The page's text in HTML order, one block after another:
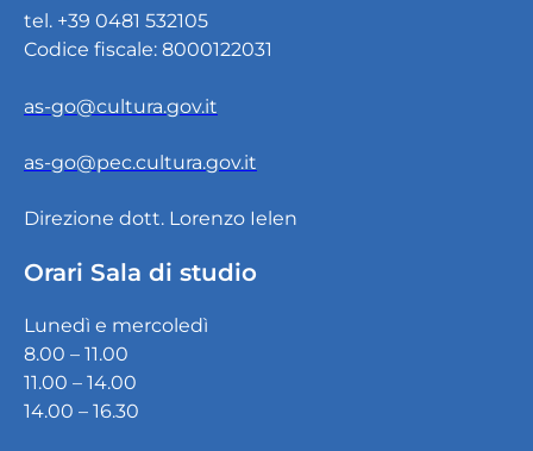
tel. +39 0481 532105
Codice fiscale: 8000122031
as-go@cultura.gov.it
as-go@pec.cultura.gov.it
Direzione dott. Lorenzo Ielen
Orari Sala di studio
Lunedì e mercoledì
8.00 – 11.00
11.00 – 14.00
14.00 – 16.30